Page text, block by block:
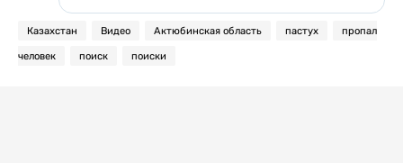
Казахстан Видео Актюбинская область пастух пропал
человек поиск поиски